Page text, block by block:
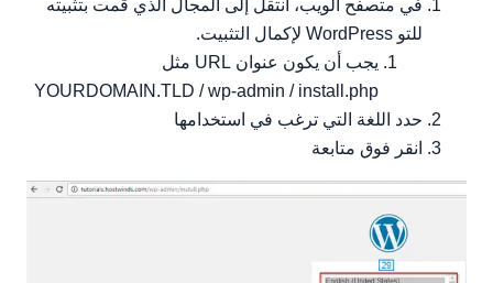
في متصفح الويب، انتقل إلى المجال الذي قمت بتثبيته
للتو WordPress لإكمال التثبيت.
يجب أن يكون عنوان URL مثل
YOURDOMAIN.TLD / wp-admin / install.php
حدد اللغة التي ترغب في استخدامها
انقر فوق متابعة